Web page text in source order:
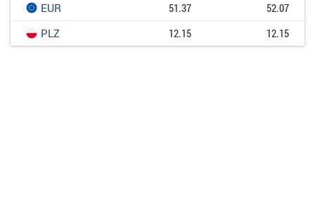
EUR
51.37
52.07
PLZ
12.15 12.15